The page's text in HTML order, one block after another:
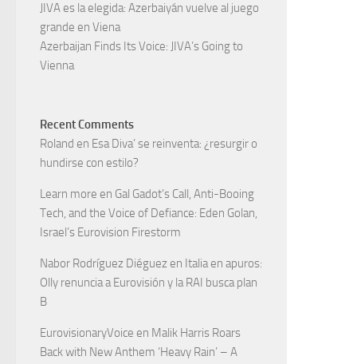
JIVA es la elegida: Azerbaiyán vuelve al juego
grande en Viena
Azerbaijan Finds Its Voice: JIVA’s Going to
Vienna
Recent Comments
Roland en Esa Diva’ se reinventa: ¿resurgir o
hundirse con estilo?
Learn more en Gal Gadot’s Call, Anti-Booing
Tech, and the Voice of Defiance: Eden Golan,
Israel’s Eurovision Firestorm
Nabor Rodríguez Diéguez en Italia en apuros:
Olly renuncia a Eurovisión y la RAI busca plan
B
EurovisionaryVoice en Malik Harris Roars
Back with New Anthem ‘Heavy Rain’ – A